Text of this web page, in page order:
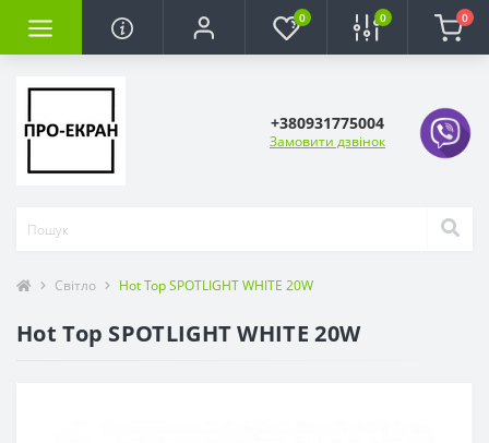
0 0 0
+380931775004
Замовити дзвінок
Світло Hot Top SPOTLIGHT WHITE 20W
Hot Top SPOTLIGHT WHITE 20W